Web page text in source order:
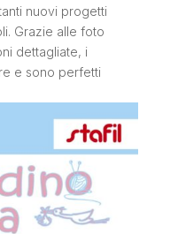
nuovi progetti
Grazie alle foto
dettagliate, i
e sono perfetti